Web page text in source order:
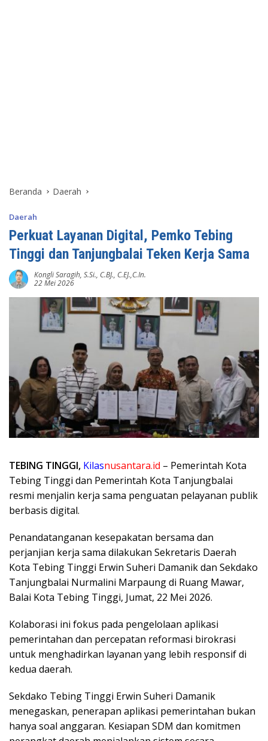
Beranda Daerah
Daerah
Perkuat Layanan Digital, Pemko Tebing
Tinggi dan Tanjungbalai Teken Kerja Sama
Kongli Saragih, S.Si., C.BJ., C.EJ.,C.In.
22 Mei 2026
TEBING TINGGI, Kilasnusantara.id – Pemerintah Kota
Tebing Tinggi dan Pemerintah Kota Tanjungbalai
resmi menjalin kerja sama penguatan pelayanan publik
berbasis digital.
Penandatanganan kesepakatan bersama dan
perjanjian kerja sama dilakukan Sekretaris Daerah
Kota Tebing Tinggi Erwin Suheri Damanik dan Sekdako
Tanjungbalai Nurmalini Marpaung di Ruang Mawar,
Balai Kota Tebing Tinggi, Jumat, 22 Mei 2026.
Kolaborasi ini fokus pada pengelolaan aplikasi
pemerintahan dan percepatan reformasi birokrasi
untuk menghadirkan layanan yang lebih responsif di
kedua daerah.
Sekdako Tebing Tinggi Erwin Suheri Damanik
menegaskan, penerapan aplikasi pemerintahan bukan
hanya soal anggaran. Kesiapan SDM dan komitmen